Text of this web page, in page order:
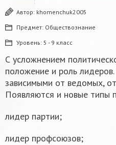
Автор: khomenchuk2005
Предмет: Обществознание
Уровень: 5 - 9 класс
С усложнением
положение и роль
зависимыми от ведомых,
Появляются и новые типы
лидер партии;
лидер профсоюзов;